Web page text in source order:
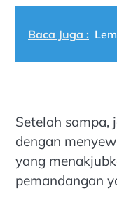
Baca Juga :
Setelah sampa,
dengan
yang
pemandangan